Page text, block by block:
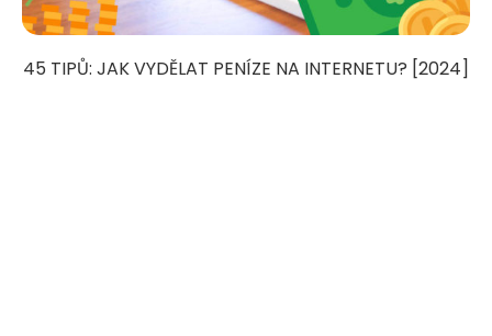
45 TIPŮ: JAK VYDĚLAT PENÍZE NA INTERNETU? [2024]